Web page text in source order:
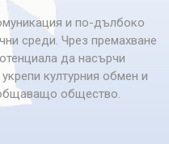
и по-дълбоко
среди. Чрез премахване
да насърчи
културния обмен и
общество.